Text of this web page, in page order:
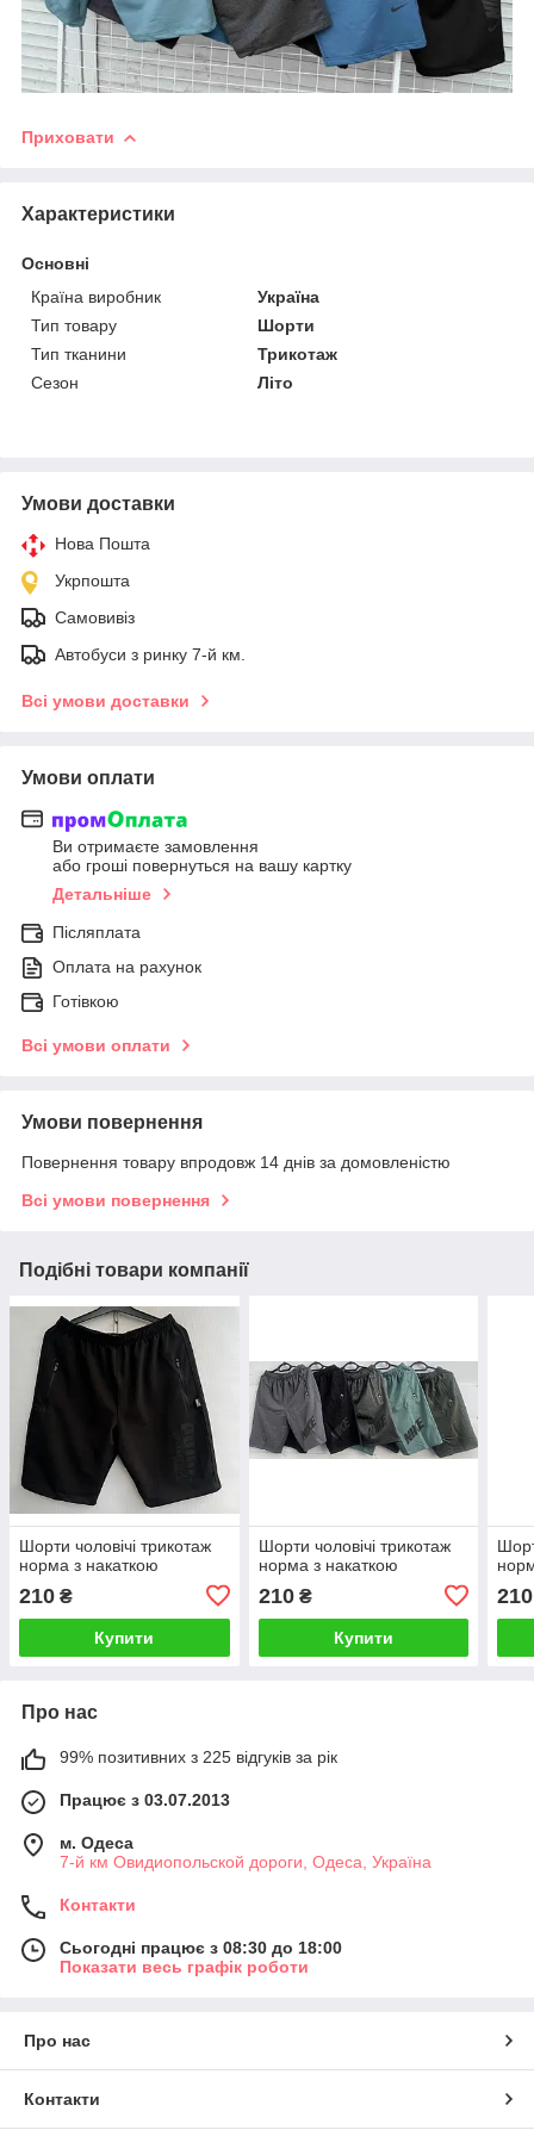
Приховати
Характеристики
Основні
Країна виробник
Україна
Тип товару
Шорти
Тип тканини
Трикотаж
Сезон
Літо
Умови доставки
Нова Пошта
Укрпошта
Самовивіз
Автобуси з ринку 7-й км.
Всі умови доставки
Умови оплати
Ви отримаєте замовлення
або гроші повернуться на вашу картку
Детальніше
Післяплата
Оплата на рахунок
Готівкою
Всі умови оплати
Умови повернення
Повернення товару впродовж 14 днів за домовленістю
Всі умови повернення
Подібні товари компанії
Шорти чоловічі трикотаж
норма з накаткою
210 ₴
Купити
Шорти чоловічі трикотаж
норма з накаткою
210₴
Купити
210
Про нас
99% позитивних з 225 відгуків за рік
Працює з 03.07.2013
м. Одеса
7-й км Овидиопольской дороги, Одеса, Україна
Контакти
Сьогодні працює з 08:30 до 18:00
Показати весь графік роботи
Про нас
Контакти